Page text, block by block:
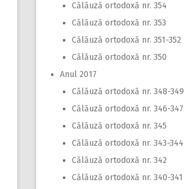
Călăuză ortodoxă nr. 354
Călăuză ortodoxă nr. 353
Călăuză ortodoxă nr. 351-352
Călăuză ortodoxă nr. 350
Anul 2017
Călăuză ortodoxă nr. 348-349
Călăuză ortodoxă nr. 346-347
Călăuză ortodoxă nr. 345
Călăuză ortodoxă nr. 343-344
Călăuză ortodoxă nr. 342
Călăuză ortodoxă nr. 340-341